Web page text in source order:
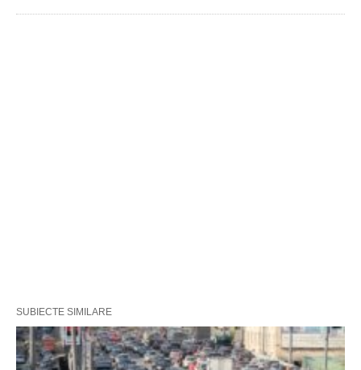
SUBIECTE SIMILARE